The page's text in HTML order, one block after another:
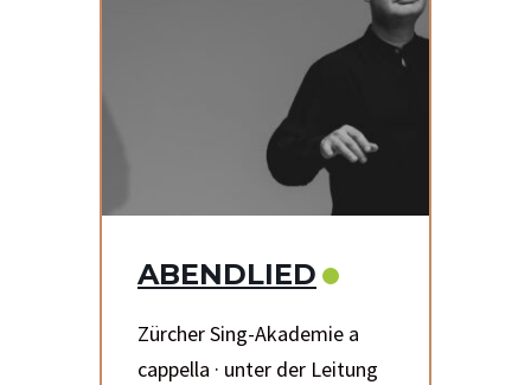
ABENDLIED
Zürcher Sing-Akademie a
cappella · unter der Leitung